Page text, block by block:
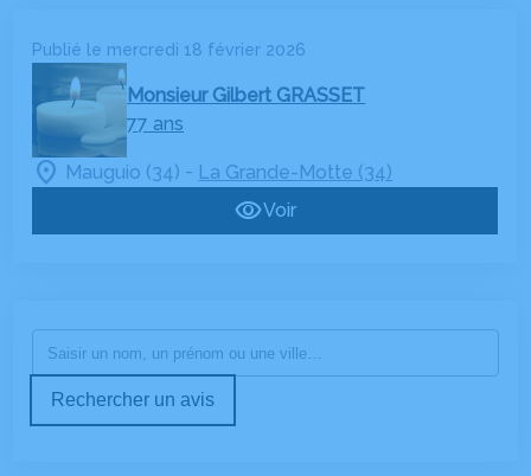
Publié le mercredi 18 février 2026
Monsieur Gilbert GRASSET
77 ans
Mauguio (34) - La Grande-Motte (34)
Voir
Rechercher un avis